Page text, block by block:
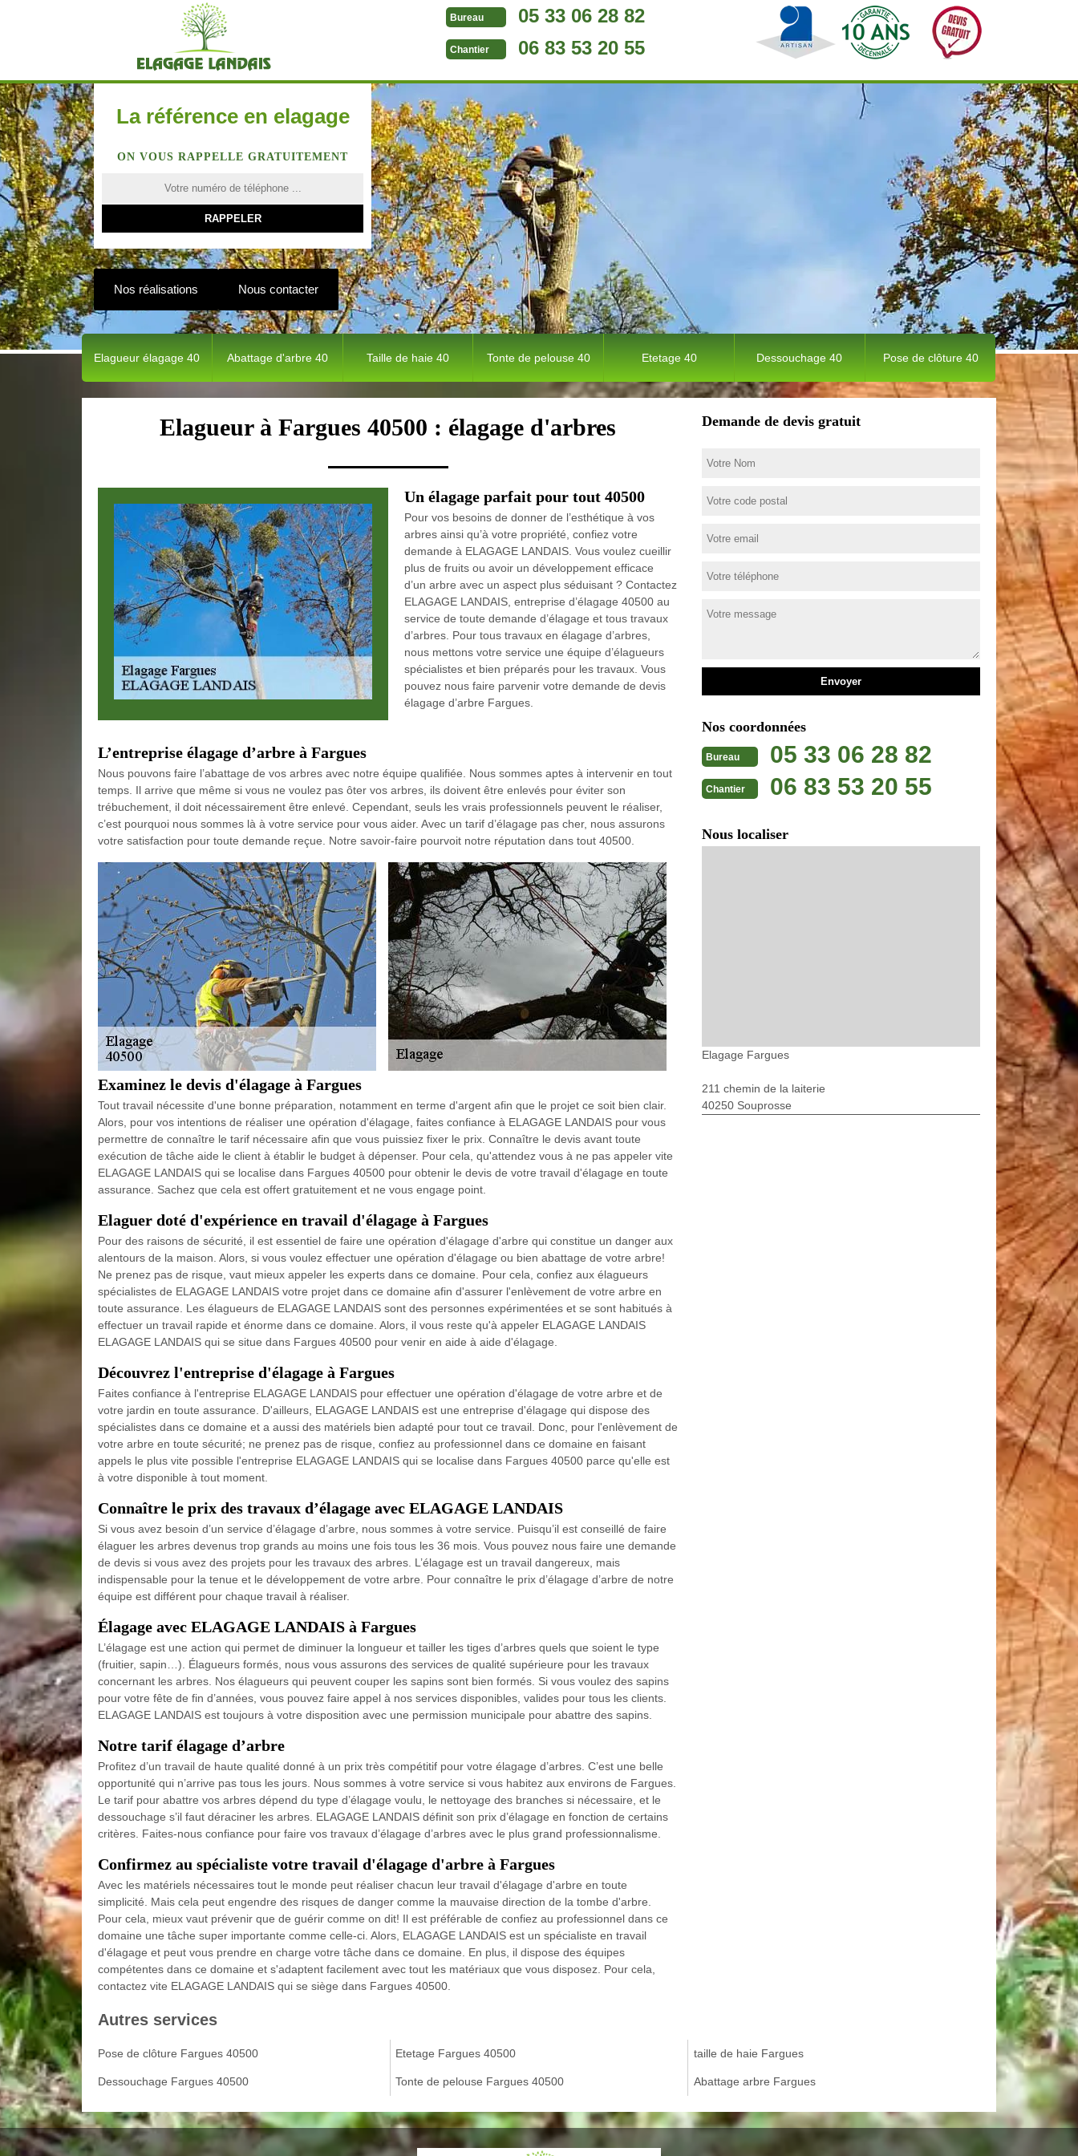
Bureau 05 33 06 28 82
Chantier 06 83 53 20 55
La référence en elagage
ON VOUS RAPPELLE GRATUITEMENT
Nos réalisations Nous contacter
Elagueur élagage 40 Abattage d'arbre 40 Taille de haie 40 Tonte de pelouse 40 Etetage 40 Dessouchage 40 Pose de clôture 40
Elagueur à Fargues 40500 : élagage d'arbres
Un élagage parfait pour tout 40500
Pour vos besoins de donner de l’esthétique à vos
arbres ainsi qu’à votre propriété, confiez votre
demande à ELAGAGE LANDAIS. Vous voulez cueillir
plus de fruits ou avoir un développement efficace
d’un arbre avec un aspect plus séduisant ? Contactez
ELAGAGE LANDAIS, entreprise d’élagage 40500 au
service de toute demande d’élagage et tous travaux
d’arbres. Pour tous travaux en élagage d’arbres,
nous mettons votre service une équipe d’élagueurs
spécialistes et bien préparés pour les travaux. Vous
pouvez nous faire parvenir votre demande de devis
élagage d’arbre Fargues.
L’entreprise élagage d’arbre à Fargues
Nous pouvons faire l’abattage de vos arbres avec notre équipe qualifiée. Nous sommes aptes à intervenir en tout
temps. Il arrive que même si vous ne voulez pas ôter vos arbres, ils doivent être enlevés pour éviter son
trébuchement, il doit nécessairement être enlevé. Cependant, seuls les vrais professionnels peuvent le réaliser,
c’est pourquoi nous sommes là à votre service pour vous aider. Avec un tarif d’élagage pas cher, nous assurons
votre satisfaction pour toute demande reçue. Notre savoir-faire pourvoit notre réputation dans tout 40500.
Examinez le devis d'élagage à Fargues
Tout travail nécessite d'une bonne préparation, notamment en terme d'argent afin que le projet ce soit bien clair.
Alors, pour vos intentions de réaliser une opération d'élagage, faites confiance à ELAGAGE LANDAIS pour vous
permettre de connaître le tarif nécessaire afin que vous puissiez fixer le prix. Connaître le devis avant toute
exécution de tâche aide le client à établir le budget à dépenser. Pour cela, qu'attendez vous à ne pas appeler vite
ELAGAGE LANDAIS qui se localise dans Fargues 40500 pour obtenir le devis de votre travail d'élagage en toute
assurance. Sachez que cela est offert gratuitement et ne vous engage point.
Elaguer doté d'expérience en travail d'élagage à Fargues
Pour des raisons de sécurité, il est essentiel de faire une opération d'élagage d'arbre qui constitue un danger aux
alentours de la maison. Alors, si vous voulez effectuer une opération d'élagage ou bien abattage de votre arbre!
Ne prenez pas de risque, vaut mieux appeler les experts dans ce domaine. Pour cela, confiez aux élagueurs
spécialistes de ELAGAGE LANDAIS votre projet dans ce domaine afin d'assurer l'enlèvement de votre arbre en
toute assurance. Les élagueurs de ELAGAGE LANDAIS sont des personnes expérimentées et se sont habitués à
effectuer un travail rapide et énorme dans ce domaine. Alors, il vous reste qu'à appeler ELAGAGE LANDAIS
ELAGAGE LANDAIS qui se situe dans Fargues 40500 pour venir en aide à aide d'élagage.
Découvrez l'entreprise d'élagage à Fargues
Faites confiance à l'entreprise ELAGAGE LANDAIS pour effectuer une opération d'élagage de votre arbre et de
votre jardin en toute assurance. D'ailleurs, ELAGAGE LANDAIS est une entreprise d'élagage qui dispose des
spécialistes dans ce domaine et a aussi des matériels bien adapté pour tout ce travail. Donc, pour l'enlèvement de
votre arbre en toute sécurité; ne prenez pas de risque, confiez au professionnel dans ce domaine en faisant
appels le plus vite possible l'entreprise ELAGAGE LANDAIS qui se localise dans Fargues 40500 parce qu'elle est
à votre disponible à tout moment.
Connaître le prix des travaux d’élagage avec ELAGAGE LANDAIS
Si vous avez besoin d’un service d’élagage d’arbre, nous sommes à votre service. Puisqu’il est conseillé de faire
élaguer les arbres devenus trop grands au moins une fois tous les 36 mois. Vous pouvez nous faire une demande
de devis si vous avez des projets pour les travaux des arbres. L’élagage est un travail dangereux, mais
indispensable pour la tenue et le développement de votre arbre. Pour connaître le prix d’élagage d’arbre de notre
équipe est différent pour chaque travail à réaliser.
Élagage avec ELAGAGE LANDAIS à Fargues
L’élagage est une action qui permet de diminuer la longueur et tailler les tiges d’arbres quels que soient le type
(fruitier, sapin…). Élagueurs formés, nous vous assurons des services de qualité supérieure pour les travaux
concernant les arbres. Nos élagueurs qui peuvent couper les sapins sont bien formés. Si vous voulez des sapins
pour votre fête de fin d’années, vous pouvez faire appel à nos services disponibles, valides pour tous les clients.
ELAGAGE LANDAIS est toujours à votre disposition avec une permission municipale pour abattre des sapins.
Notre tarif élagage d’arbre
Profitez d’un travail de haute qualité donné à un prix très compétitif pour votre élagage d’arbres. C’est une belle
opportunité qui n’arrive pas tous les jours. Nous sommes à votre service si vous habitez aux environs de Fargues.
Le tarif pour abattre vos arbres dépend du type d’élagage voulu, le nettoyage des branches si nécessaire, et le
dessouchage s’il faut déraciner les arbres. ELAGAGE LANDAIS définit son prix d’élagage en fonction de certains
critères. Faites-nous confiance pour faire vos travaux d’élagage d’arbres avec le plus grand professionnalisme.
Confirmez au spécialiste votre travail d'élagage d'arbre à Fargues
Avec les matériels nécessaires tout le monde peut réaliser chacun leur travail d'élagage d'arbre en toute
simplicité. Mais cela peut engendre des risques de danger comme la mauvaise direction de la tombe d'arbre.
Pour cela, mieux vaut prévenir que de guérir comme on dit! Il est préférable de confiez au professionnel dans ce
domaine une tâche super importante comme celle-ci. Alors, ELAGAGE LANDAIS est un spécialiste en travail
d'élagage et peut vous prendre en charge votre tâche dans ce domaine. En plus, il dispose des équipes
compétentes dans ce domaine et s'adaptent facilement avec tout les matériaux que vous disposez. Pour cela,
contactez vite ELAGAGE LANDAIS qui se siège dans Fargues 40500.
Demande de devis gratuit
Nos coordonnées
Bureau 05 33 06 28 82
Chantier 06 83 53 20 55
Nous localiser
Elagage Fargues
211 chemin de la laiterie
40250 Souprosse
Autres services
Pose de clôture Fargues 40500
Dessouchage Fargues 40500
Etetage Fargues 40500
Tonte de pelouse Fargues 40500
taille de haie Fargues
Abattage arbre Fargues